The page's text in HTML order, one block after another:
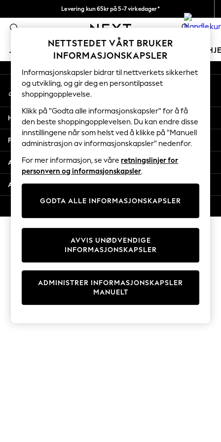
Levering kun 65kr på 5-7 virkedager*
Vi betaler alle tollavgifter 0
JENTER GUTTER BABY KVINNER
GIRLS
New In
50 - 92cm
98 - 110cm
116 - 134cm
140 - 174cm
Trending: Top & Short Sets
Trending: Clogs
Toy Story
THE SET
Coats & Jackets
Sweatshirts & Hoodies
Knitwear
Cardigans
Dresses
Sets & Outfits
T-Shirts
An error occurred on client
Våre sosiale nettverk
Min konto
Logg inn på kontoen din
Hjelp
Personvern & Juridisk
Avdelinger
Andre tjenester
NETTSTEDET VÅRT BRUKER
INFORMASJONSKAPSLER
Informasjonskapsler bidrar til nettverkets sikkerhet
og utvikling, og gir deg en persontilpasset
shoppingopplevelse.
Klikk på "Godta alle informasjonskapsler" for å få
den beste shoppingopplevelsen. Du kan endre disse
innstillingene når som helst ved å klikke på "Manuell
administrasjon av informasjonskapsler" nedenfor.
For mer informasjon, se våre retningslinjer for
personvern og informasjonskapsler.
GODTA ALLE INFORMASJONSKAPSLER
ADMINISTRER INFORMASJONSKAPSLER
MANUELT
AVVIS UNØDVENDIGE
INFORMASJONSKAPSLER